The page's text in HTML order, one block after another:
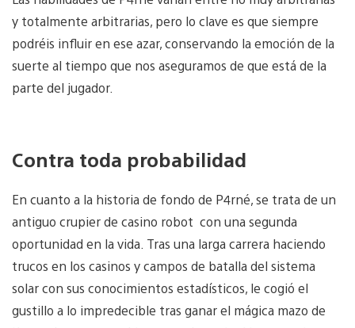
y totalmente arbitrarias, pero lo clave es que siempre
podréis influir en ese azar, conservando la emoción de la
suerte al tiempo que nos aseguramos de que está de la
parte del jugador.
Contra toda probabilidad
En cuanto a la historia de fondo de P4rné, se trata de un
antiguo crupier de casino robot con una segunda
oportunidad en la vida. Tras una larga carrera haciendo
trucos en los casinos y campos de batalla del sistema
solar con sus conocimientos estadísticos, le cogió el
gustillo a lo impredecible tras ganar el mágica mazo de